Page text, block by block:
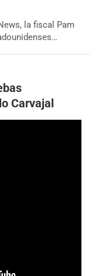
la fiscal Pam
Carvajal